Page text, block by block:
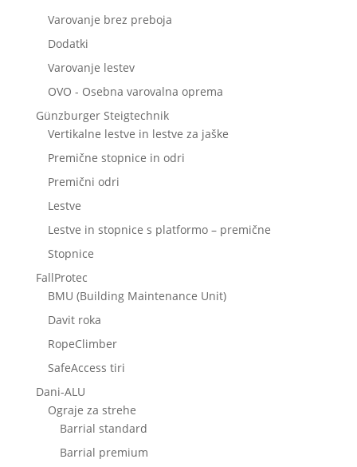
Varovanje brez preboja
Dodatki
Varovanje lestev
OVO - Osebna varovalna oprema
Günzburger Steigtechnik
Vertikalne lestve in lestve za jaške
Premične stopnice in odri
Premični odri
Lestve
Lestve in stopnice s platformo – premične
Stopnice
FallProtec
BMU (Building Maintenance Unit)
Davit roka
RopeClimber
SafeAccess tiri
Dani-ALU
Ograje za strehe
Barrial standard
Barrial premium